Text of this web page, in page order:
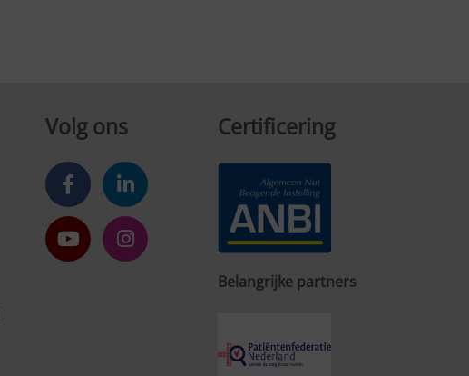
Volg ons Certificering
Belangrijke partners